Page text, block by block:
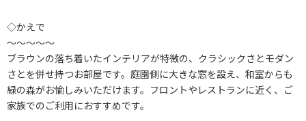
◇かえで
～～～～～
ブラウンの落ち着いたインテリアが特徴の、クラシックさとモダン
さとを併せ持つお部屋です。庭園側に大きな窓を設え、和室からも
緑の森がお愉しみいただけます。フロントやレストランに近く、ご
家族でのご利用におすすめです。